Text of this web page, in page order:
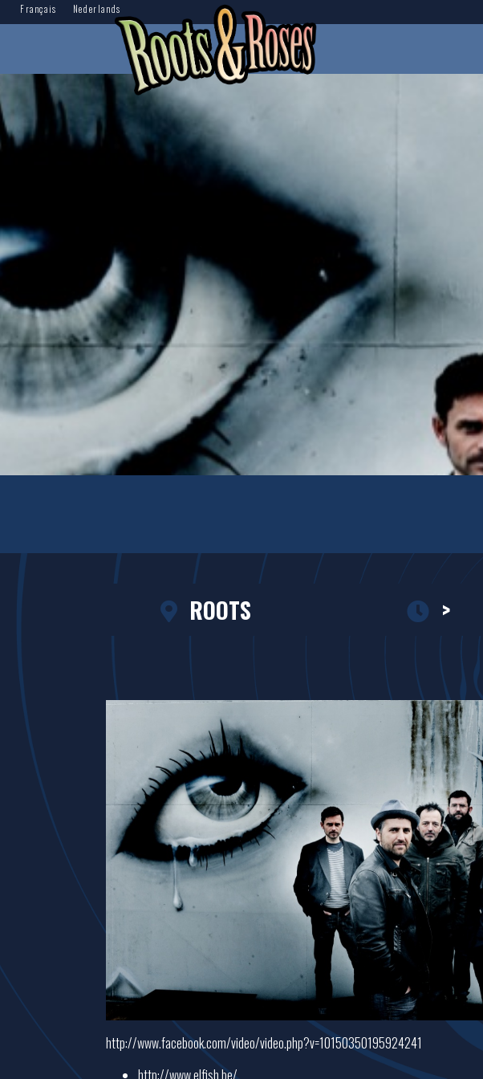
Français Nederlands
ROOTS >
http://www.facebook.com/video/video.php?v=10150350195924241